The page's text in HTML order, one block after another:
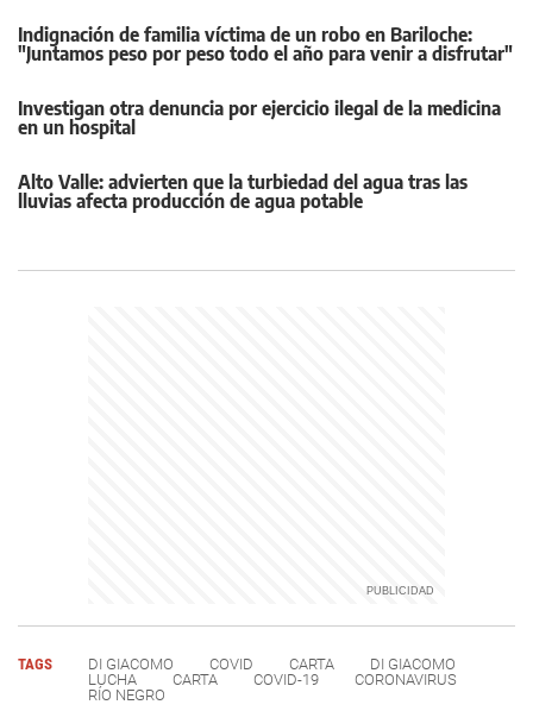
Indignación de familia víctima de un robo en Bariloche:
"Juntamos peso por peso todo el año para venir a disfrutar"
Investigan otra denuncia por ejercicio ilegal de la medicina
en un hospital
Alto Valle: advierten que la turbiedad del agua tras las
lluvias afecta producción de agua potable
TAGS DI GIACOMO COVID CARTA
DI GIACOMO
LUCHA
CARTA COVID-19
CORONAVIRUS
RÍO NEGRO